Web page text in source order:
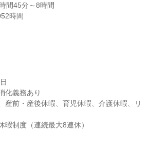
暇制度（連続最大8連休）